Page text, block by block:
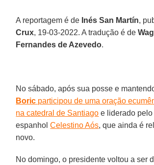
A reportagem é de Inés San Martín,
Crux, 19-03-2022. A tradução é de
Fernandes de Azevedo.
No sábado, após sua posse e
Boric participou de uma oração
na catedral de Santiago e liderado pelo
espanholCelestino Aós, que ainda é
novo.
No domingo, o presidente voltou a ser